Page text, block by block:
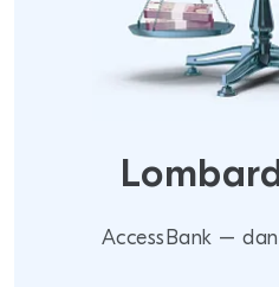
AccessBank – dan